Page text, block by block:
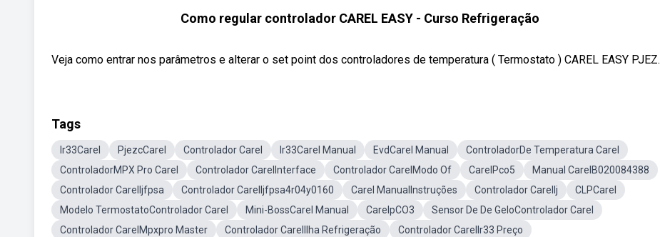
Como regular controlador CAREL EASY - Curso Refrigeração
Veja como entrar nos parâmetros e alterar o set point dos controladores de temperatura ( Termostato ) CAREL EASY PJEZ.
Tags
Ir33Carel PjezcCarel Controlador Carel Ir33Carel Manual EvdCarel Manual
ControladorDe Temperatura Carel
ControladorMPX Pro Carel
Controlador CarelInterface Controlador CarelModo Of CarelPco5
Manual CarelB020084388
Controlador CarelIjfpsa
Controlador CarelIjfpsa4r04y0160 Carel ManualInstruções Controlador CarelIj
CLPCarel
Modelo TermostatoControlador Carel
Mini-BossCarel Manual CarelpCO3
Sensor De De GeloControlador Carel
Controlador CarelMpxpro Master
Controlador CarelIlha Refrigeração
Controlador CarelIr33 Preço